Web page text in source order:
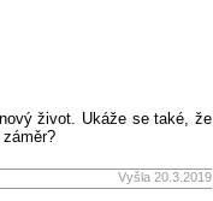
život. Ukáže se také, že
Vyšla 20.3.2019